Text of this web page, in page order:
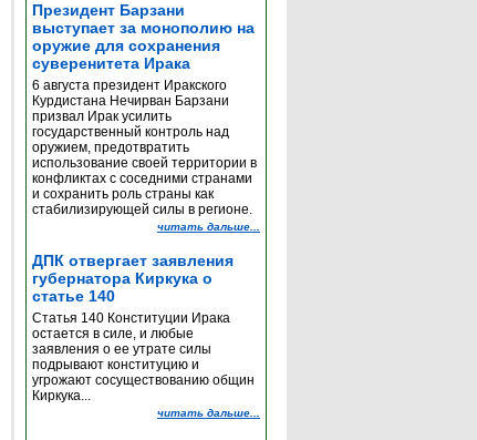
Президент Барзани
выступает за монополию на
оружие для сохранения
суверенитета Ирака
6 августа президент Иракского
Курдистана Нечирван Барзани
призвал Ирак усилить
государственный контроль над
оружием, предотвратить
использование своей территории в
конфликтах с соседними странами
и сохранить роль страны как
стабилизирующей силы в регионе.
читать дальше...
ДПК отвергает заявления
губернатора Киркука о
статье 140
Статья 140 Конституции Ирака
остается в силе, и любые
заявления о ее утрате силы
подрывают конституцию и
угрожают сосуществованию общин
Киркука...
читать дальше...